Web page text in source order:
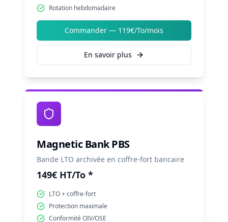
Rotation hebdomadaire
Commander — 119€/To/mois
En savoir plus
Magnetic Bank PBS
Bande LTO archivée en coffre-fort bancaire
149€ HT/To *
LTO + coffre-fort
Protection maximale
Conformité OIV/OSE